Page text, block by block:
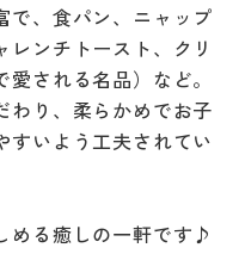
で、食パン、ニャップ
ンチトースト、クリ
される名品）など。
わり、柔らかめでお子
すいよう工夫されてい
める癒しの一軒です♪